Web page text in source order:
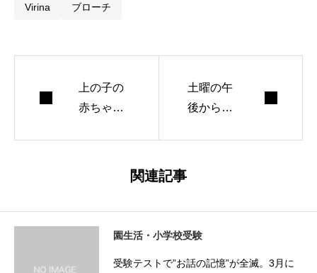
Virina ブローチ
上の子の
赤ちゃん
り添い方
土曜の午
後からで
プラン
関連記事
園生活・小学校受験
受験テストで”お話の記憶”が全滅。3月に